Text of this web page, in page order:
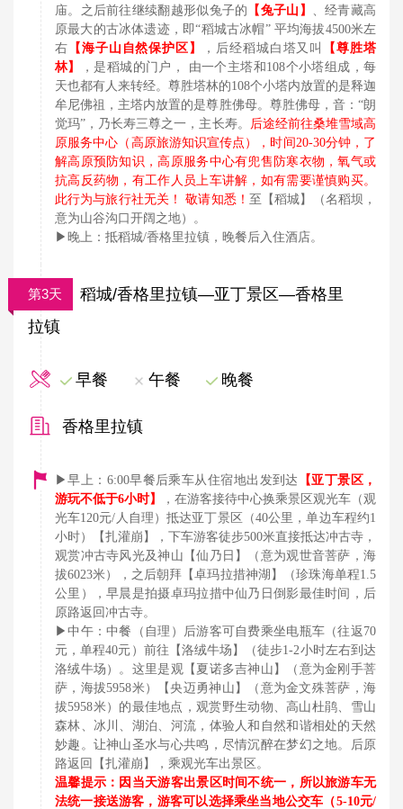
庙。之后前往继续翻越形似兔子的 【兔子山】
、经青藏高
原最大的古冰体遗迹，即“稻城古冰帽” 平均海拔4500米左
右 【海子山自然保护区】 ，后经稻城白塔又叫
【尊胜塔
林】
，是稻城的门户， 由一个主塔和108个小塔组成，每
天也都有人来转经。尊胜塔林的108个小塔内放置的是释迦
牟尼佛祖，主塔内放置的是尊胜佛母。尊胜佛母，音：“朗
觉玛”，乃长寿三尊之一，主长寿。
后途经前往桑堆雪域高
原服务中心（高原旅游知识宣传点），时间20-30分钟，了
解高原预防知识，高原服务中心有兜售防寒衣物，氧气或
抗高反药物，有工作人员上车讲解，如有需要谨慎购买。
此行为与旅行社无关！ 敬请知悉！ 至【稻城】（名稻坝，
意为山谷沟口开阔之地）。
▶晚上：抵稻城/香格里拉镇 ，晚餐后入住酒店。
第3天
稻城/香格里拉镇—亚丁景区—香格里
拉镇
早餐 午餐 晚餐
香格里拉镇
▶早上：6:00早餐后乘车从住宿地出发到达
【亚丁景区，
游玩不低于6小时】
，在游客接待中心换乘景区观光车（观
光车120元/人自理）抵达亚丁景区（40公里，单边车程约1
小时）【扎灌崩】，下车游客徒步500米直接抵达冲古寺，
观赏冲古寺风光及神山【仙乃日】（意为观世音菩萨，海
拔6023米），之后朝拜【卓玛拉措神湖】（珍珠海单程1.5
公里），早晨是拍摄卓玛拉措中仙乃日倒影最佳时间，后
原路返回冲古寺。
▶中午：中餐（自理）后游客可自费乘坐电瓶车（往返70
元，单程40元）前往【洛绒牛场】（徒步1-2小时左右到达
洛绒牛场）。这里是观【夏诺多吉神山】（意为金刚手菩
萨，海拔5958米）【央迈勇神山】（意为金文殊菩萨，海
拔5958米）的最佳地点，观赏野生动物、高山杜鹃、雪山
森林、冰川、湖泊、河流，体验人和自然和谐相处的天然
妙趣。让神山圣水与心共鸣，尽情沉醉在梦幻之地。后原
路返回【扎灌崩】，乘观光车出景区。
温馨提示：因当天游客出景区时间不统一，所以旅游车无
法统一接送游客，游客可以选择乘坐当地公交车（5-10元/